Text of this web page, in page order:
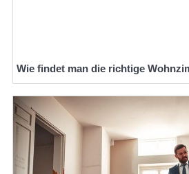
Wie findet man die richtige